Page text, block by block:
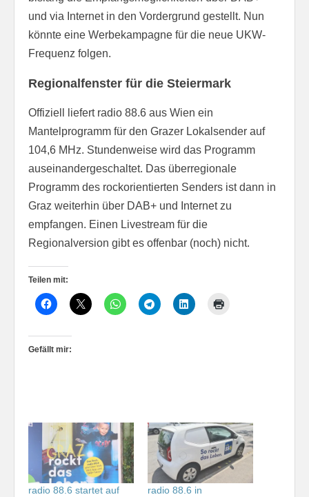
und via Internet in den Vordergrund gestellt. Nun
könnte eine Werbekampagne für die neue UKW-
Frequenz folgen.
Regionalfenster für die Steiermark
Offiziell liefert radio 88.6 aus Wien ein
Mantelprogramm für den Grazer Lokalsender auf
104,6 MHz. Stundenweise wird das Programm
auseinandergeschaltet. Das überregionale
Programm des rockorientierten Senders ist dann in
Graz weiterhin über DAB+ und Internet zu
empfangen. Einen Livestream für die
Regionalversion gibt es offenbar (noch) nicht.
Teilen mit:
Gefällt mir:
radio 88.6 startet auf
radio 88.6 in